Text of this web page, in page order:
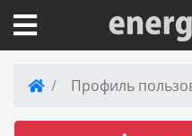
Вход на сайт
Поиск по сайту
Профиль